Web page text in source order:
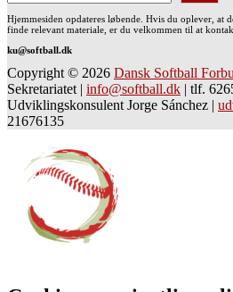
Hjemmesiden opdateres løbende. Hvis du oplever, at
finde relevant materiale, er du velkommen til at
ku@softball.dk
Copyright © 2026 Dansk Softball
Sekretariatet | info@softball.dk | tlf.
Udviklingskonsulent Jorge Sánchez |
21676135